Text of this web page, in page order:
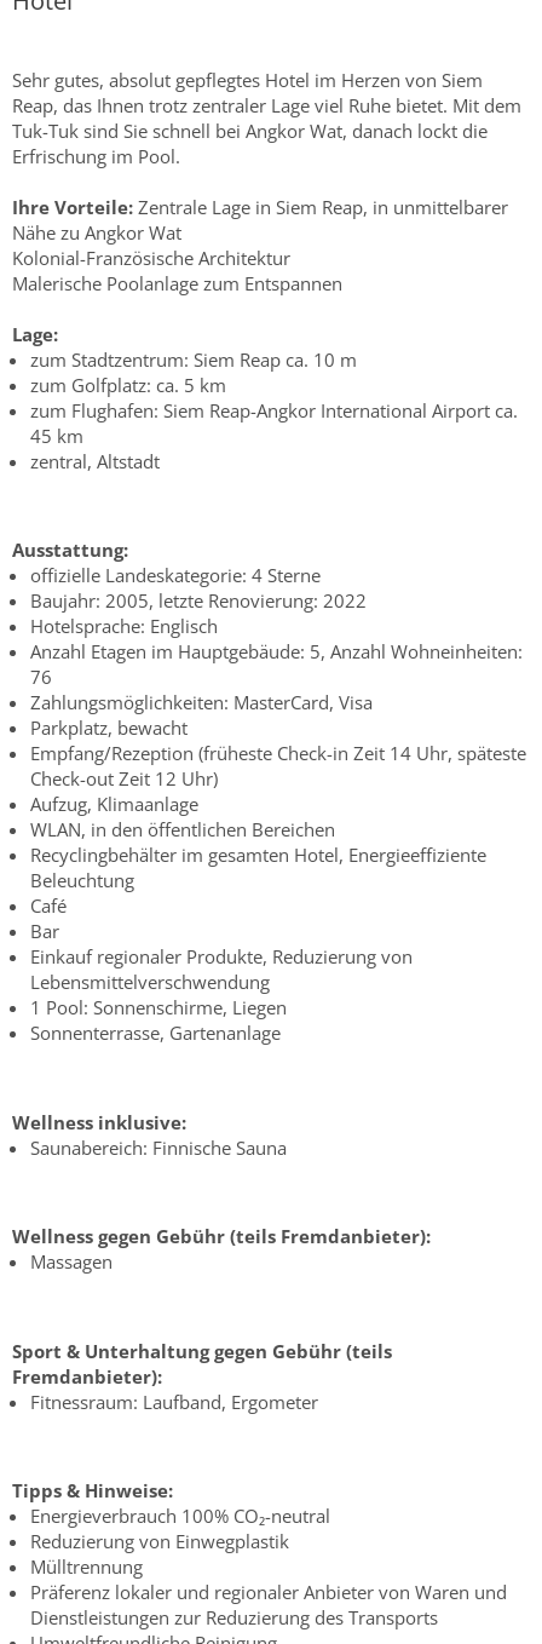
Sehr gutes, absolut gepflegtes Hotel im Herzen von Siem
Reap, das Ihnen trotz zentraler Lage viel Ruhe bietet. Mit dem
Tuk-Tuk sind Sie schnell bei Angkor Wat, danach lockt die
Erfrischung im Pool.
Ihre Vorteile: Zentrale Lage in Siem Reap, in unmittelbarer
Nähe zu Angkor Wat
Kolonial-Französische Architektur
Malerische Poolanlage zum Entspannen
Lage:
zum Stadtzentrum: Siem Reap ca. 10 m
zum Golfplatz: ca. 5 km
zum Flughafen: Siem Reap-Angkor International Airport ca.
45 km
zentral, Altstadt
Ausstattung:
offizielle Landeskategorie: 4 Sterne
Baujahr: 2005, letzte Renovierung: 2022
Hotelsprache: Englisch
Anzahl Etagen im Hauptgebäude: 5, Anzahl Wohneinheiten:
76
Zahlungsmöglichkeiten: MasterCard, Visa
Parkplatz, bewacht
Empfang/Rezeption (früheste Check-in Zeit 14 Uhr, späteste
Check-out Zeit 12 Uhr)
Aufzug, Klimaanlage
WLAN, in den öffentlichen Bereichen
Recyclingbehälter im gesamten Hotel, Energieeffiziente
Beleuchtung
Café
Bar
Einkauf regionaler Produkte, Reduzierung von
Lebensmittelverschwendung
1 Pool: Sonnenschirme, Liegen
Sonnenterrasse, Gartenanlage
Wellness inklusive:
Saunabereich: Finnische Sauna
Wellness gegen Gebühr (teils Fremdanbieter):
Massagen
Sport & Unterhaltung gegen Gebühr (teils
Fremdanbieter):
Fitnessraum: Laufband, Ergometer
Tipps & Hinweise:
Energieverbrauch 100% CO₂-neutral
Reduzierung von Einwegplastik
Mülltrennung
Präferenz lokaler und regionaler Anbieter von Waren und
Dienstleistungen zur Reduzierung des Transports